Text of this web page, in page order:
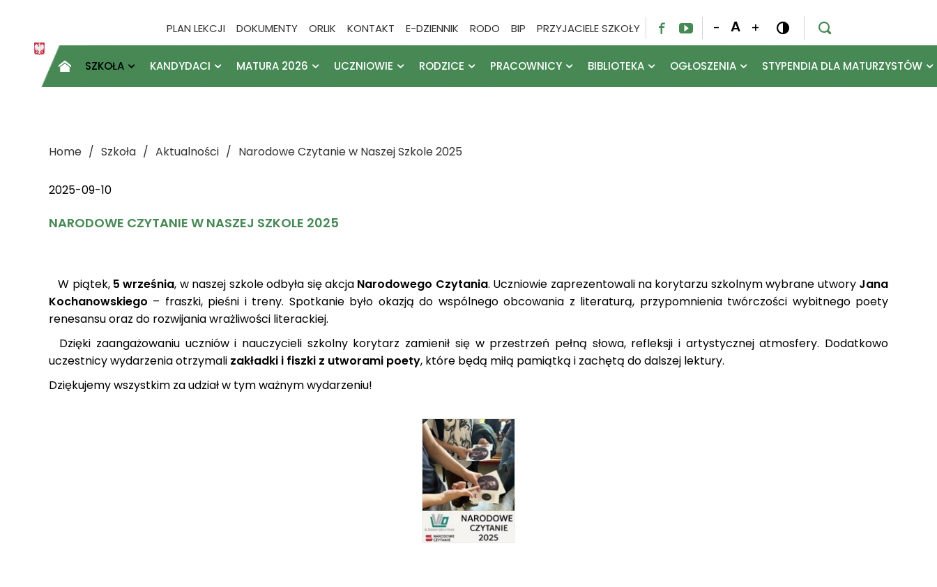
PLAN LEKCJI DOKUMENTY ORLIK KONTAKT E-DZIENNIK RODO BIP PRZYJACIELE SZKOŁY   - A +  
 SZKOŁA KANDYDACI MATURA 2026 UCZNIOWIE RODZICE PRACOWNICY BIBLIOTEKA OGŁOSZENIA STYPENDIA DLA MATURZYSTÓW
Home Szkoła Aktualności Narodowe Czytanie w Naszej Szkole 2025
2025-09-10
NARODOWE CZYTANIE W NASZEJ SZKOLE 2025
W piątek, 5 września, w naszej szkole odbyła się akcja Narodowego Czytania. Uczniowie zaprezentowali na korytarzu szkolnym wybrane utwory Jana
Kochanowskiego – fraszki, pieśni i treny. Spotkanie było okazją do wspólnego obcowania z literaturą, przypomnienia twórczości wybitnego poety
renesansu oraz do rozwijania wrażliwości literackiej.
Dzięki zaangażowaniu uczniów i nauczycieli szkolny korytarz zamienił się w przestrzeń pełną słowa, refleksji i artystycznej atmosfery. Dodatkowo
uczestnicy wydarzenia otrzymali zakładki i fiszki z utworami poety, które będą miłą pamiątką i zachętą do dalszej lektury.
Dziękujemy wszystkim za udział w tym ważnym wydarzeniu!